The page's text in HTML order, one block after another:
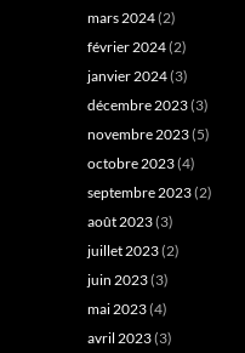
mars 2024(2)
février 2024(2)
janvier 2024(3)
décembre 2023(3)
novembre 2023(5)
octobre 2023(4)
septembre 2023(2)
août 2023(3)
juillet 2023(2)
juin 2023(3)
mai 2023(4)
avril 2023(3)